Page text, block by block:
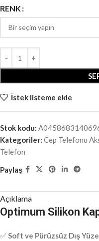
RENK
İstek listeme ekle
Stok kodu:
Kategoriler: Cep Telefonu
Telefon
Paylaş
Açıklama
Optimum Silikon
✅Soft ve Pürüzsüz Dış